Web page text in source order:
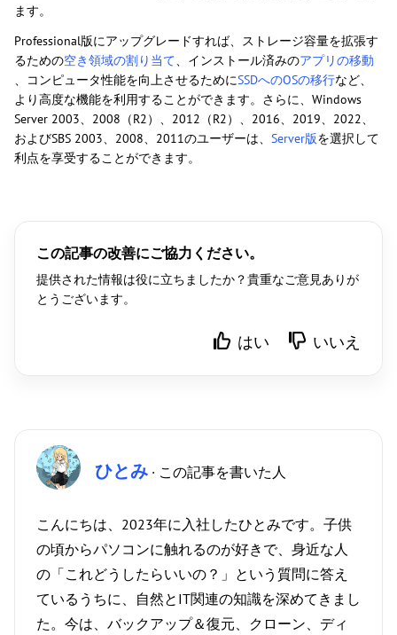
ます。
Professional版にアップグレードすれば、ストレージ容量を拡張す
るための空き領域の割り当て、インストール済みのアプリの移動
、コンピュータ性能を向上させるためにSSDへのOSの移行など、
より高度な機能を利用することができます。さらに、Windows
Server 2003、2008（R2）、2012（R2）、2016、2019、2022、
およびSBS 2003、2008、2011のユーザーは、 Server版を選択して
利点を享受することができます。
この記事の改善にご協力ください。
提供された情報は役に立ちましたか？貴重なご意見ありが
とうございます。
はい いいえ
ひとみ · この記事を書いた人
こんにちは、2023年に入社したひとみです。子供
の頃からパソコンに触れるのが好きで、身近な人
の「これどうしたらいいの？」という質問に答え
ているうちに、自然とIT関連の知識を深めてきまし
た。今は、バックアップ＆復元、クローン、ディ